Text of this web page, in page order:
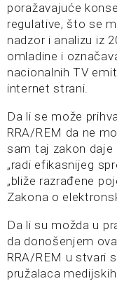
poražavajuće
regulative, što se
nadzor i analizu iz
omladine i
nacionalnih TV
internet strani.
Da li se može
RRA/REM da ne
sam taj zakon daje
„radi efikasnijeg
„bliže razrađene
Zakona o
Da li su možda u
da donošenjem
RRA/REM u stvari
pružalaca